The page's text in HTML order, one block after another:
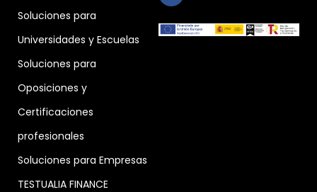
Soluciones para
Universidades y Escuelas
Soluciones para
Oposiciones y
Certificaciones
profesionales
Soluciones para Empresas
TESTUALIA FINANCE